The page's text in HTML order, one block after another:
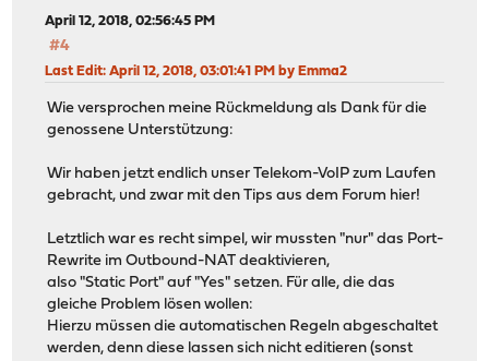
April 12, 2018, 02:56:45 PM
#4
Last Edit: April 12, 2018, 03:01:41 PM by Emma2
Wie versprochen meine Rückmeldung als Dank für die
genossene Unterstützung:
Wir haben jetzt endlich unser Telekom-VoIP zum Laufen
gebracht, und zwar mit den Tips aus dem Forum hier!
Letztlich war es recht simpel, wir mussten "nur" das Port-
Rewrite im Outbound-NAT deaktivieren,
also "Static Port" auf "Yes" setzen. Für alle, die das
gleiche Problem lösen wollen:
Hierzu müssen die automatischen Regeln abgeschaltet
werden, denn diese lassen sich nicht editieren (sonst